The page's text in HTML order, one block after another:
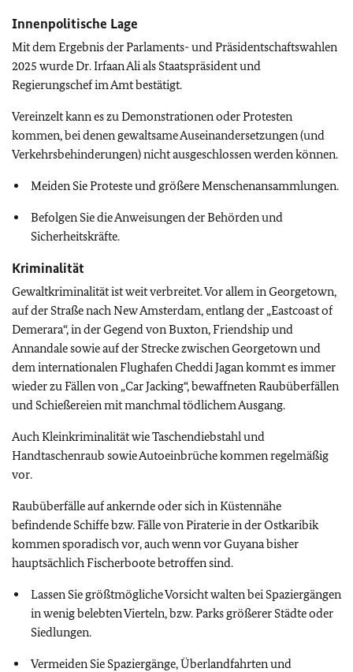
Innenpolitische Lage
Mit dem Ergebnis der Parlaments- und Präsidentschaftswahlen
2025 wurde Dr. Irfaan Ali als Staatspräsident und
Regierungschef im Amt bestätigt.
Vereinzelt kann es zu Demonstrationen oder Protesten
kommen, bei denen gewaltsame Auseinandersetzungen (und
Verkehrsbehinderungen) nicht ausgeschlossen werden können.
Meiden Sie Proteste und größere Menschenansammlungen.
Befolgen Sie die Anweisungen der Behörden und
Sicherheitskräfte.
Kriminalität
Gewaltkriminalität ist weit verbreitet. Vor allem in Georgetown,
auf der Straße nach New Amsterdam, entlang der „Eastcoast of
Demerara“, in der Gegend von Buxton, Friendship und
Annandale sowie auf der Strecke zwischen Georgetown und
dem internationalen Flughafen Cheddi Jagan kommt es immer
wieder zu Fällen von „Car Jacking“, bewaffneten Raubüberfällen
und Schießereien mit manchmal tödlichem Ausgang.
Auch Kleinkriminalität wie Taschendiebstahl und
Handtaschenraub sowie Autoeinbrüche kommen regelmäßig
vor.
Raubüberfälle auf ankernde oder sich in Küstennähe
befindende Schiffe bzw. Fälle von Piraterie in der Ostkaribik
kommen sporadisch vor, auch wenn vor Guyana bisher
hauptsächlich Fischerboote betroffen sind.
Lassen Sie größtmögliche Vorsicht walten bei Spaziergängen
in wenig belebten Vierteln, bzw. Parks größerer Städte oder
Siedlungen.
Vermeiden Sie Spaziergänge, Überlandfahrten und